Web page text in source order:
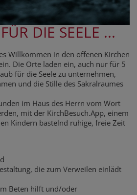
DIE SEELE ...
Willkommen in den offenen Kirchen
Die Orte laden ein, auch nur für 5
für die Seele zu unternehmen,
und die Stille des Sakralraumes
im Haus des Herrn vom Wort
mit der KirchBesuch.App, einem
Kindern bastelnd ruhige, freie Zeit
die zum Verweilen einlädt
Beten hilft und/oder